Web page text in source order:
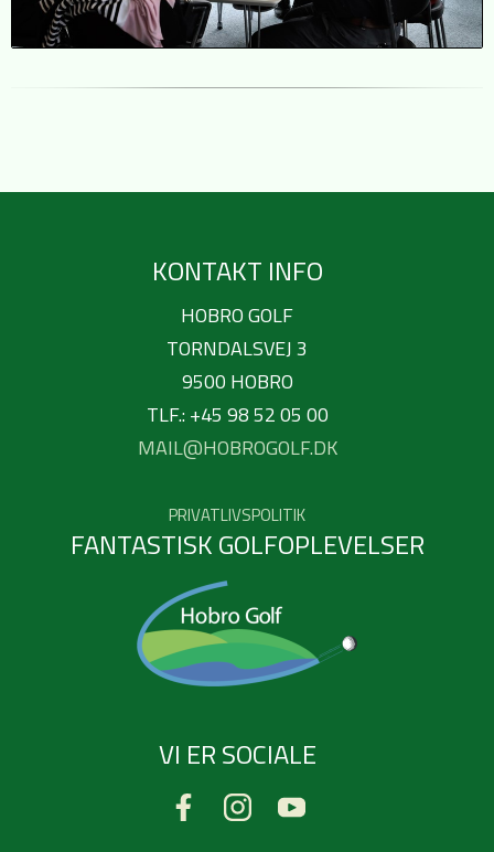
KONTAKT INFO
HOBRO GOLF
TORNDALSVEJ 3
9500 HOBRO
TLF.: +45 98 52 05 00
MAIL@HOBROGOLF.DK
PRIVATLIVSPOLITIK
FANTASTISK GOLFOPLEVELSER
VI ER SOCIALE